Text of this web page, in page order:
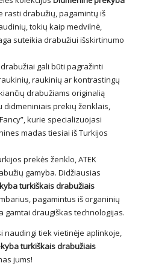
rasti drabužių, pagamintų iš
tokių kaip medvilnė,
suteikia drabužiui išskirtinumo
gali būti pagražinti
raukinių ar kontrastingų
drabužiams originalią
didmeniniais prekių ženklais,
kurie specializuojasi
madas tiesiai iš Turkijos
prekės ženklo, ATEK
gamyba. Didžiausias
turkiškais drabužiais
pagamintus iš organinių
gamtai draugiškas technologijas.
naudingi tiek vietinėje aplinkoje,
turkiškais drabužiais
jums!